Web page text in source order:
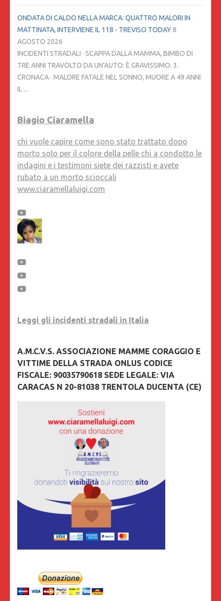
ONDATA DI CALDO NELLA MARCA: QUATTRO MALORI IN
MATTINATA, INTERVIENE IL 118 - TREVISO TODAY8
AGOSTO 2026
INCIDENTI STRADALI · SCAPPA DALLA MAMMA, BIMBO DI
TRE ANNI TRAVOLTO DA UN'AUTO: È GRAVISSIMO. 3.
CRONACA · MALORE FATALE NEL SONNO, MUORE A 49 ANNI
IL ...
Biagio Ciaramella
chi vuole capire come sono stato trattato dopo
morto solo per il colore della pelle chi a condotto le
indagini e i testimoni siete dei razzisti e avete
rubato a un morto scioccali
www.ciaramellaluigi.com
Leggi gli incidenti stradali in Italia
A.M.C.V.S. ASSOCIAZIONE MAMME CORAGGIO E
VITTIME DELLA STRADA ONLUS CODICE
FISCALE: 90035790618 SEDE LEGALE: VIA
CARACAS N 20-81038 TRENTOLA DUCENTA (CE)